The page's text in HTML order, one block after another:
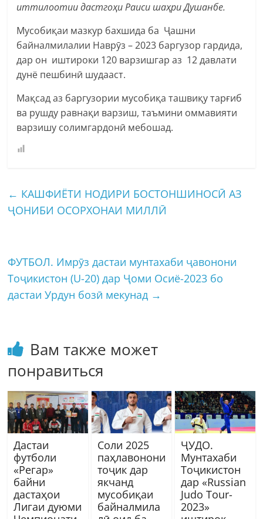
иттилоотии дастгоҳи Раиси шаҳри Душанбе.
Мусобиқаи мазкур бахшида ба Ҷашни
байналмилалии Наврӯз – 2023 баргузор гардида,
дар он иштироки 120 варзишгар аз 12 давлати
дунё пешбинӣ шудааст.
Мақсад аз баргузории мусобиқа ташвиқу тарғиб
ва рушду равнақи варзиш, таъмини оммавияти
варзишу солимгардонӣ мебошад.
← КАШФИЁТИ НОДИРИ БОСТОНШИНОСӢ АЗ
ҶОНИБИ ОСОРХОНАИ МИЛЛӢ
ФУТБОЛ. Имрӯз дастаи мунтахаби ҷавонони
Тоҷикистон (U-20) дар Ҷоми Осиё-2023 бо
дастаи Урдун бозӣ мекунад →
Вам также может
понравиться
Дастаи
футболи
«Регар»
байни
дастаҳои
Лигаи дуюми
Соли 2025
паҳлавонони
тоҷик дар
якчанд
мусобиқаи
байналмила
ҶУДО.
Мунтахаби
Тоҷикистон
дар «Russian
Judo Tоur-
2023»